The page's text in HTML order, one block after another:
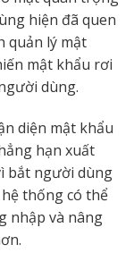
hiện đã quen
quản lý mật
mật khẩu rơi
dùng.
diện mật khẩu
hạn xuất
bắt người dùng
thống có thể
nhập và nâng